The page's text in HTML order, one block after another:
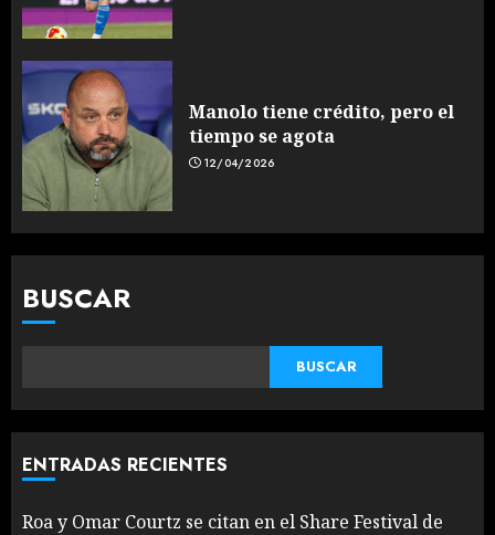
Manolo tiene crédito, pero el
tiempo se agota
12/04/2026
BUSCAR
BUSCAR
ENTRADAS RECIENTES
Roa y Omar Courtz se citan en el Share Festival de